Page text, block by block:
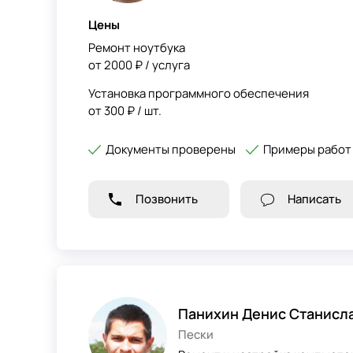
Цены
Ремонт ноутбука
от 2000 ₽ / услуга
Установка программного обеспечения
от 300 ₽ / шт.
Документы проверены Примеры работ
Позвонить Написать
Панихин Денис
Пески